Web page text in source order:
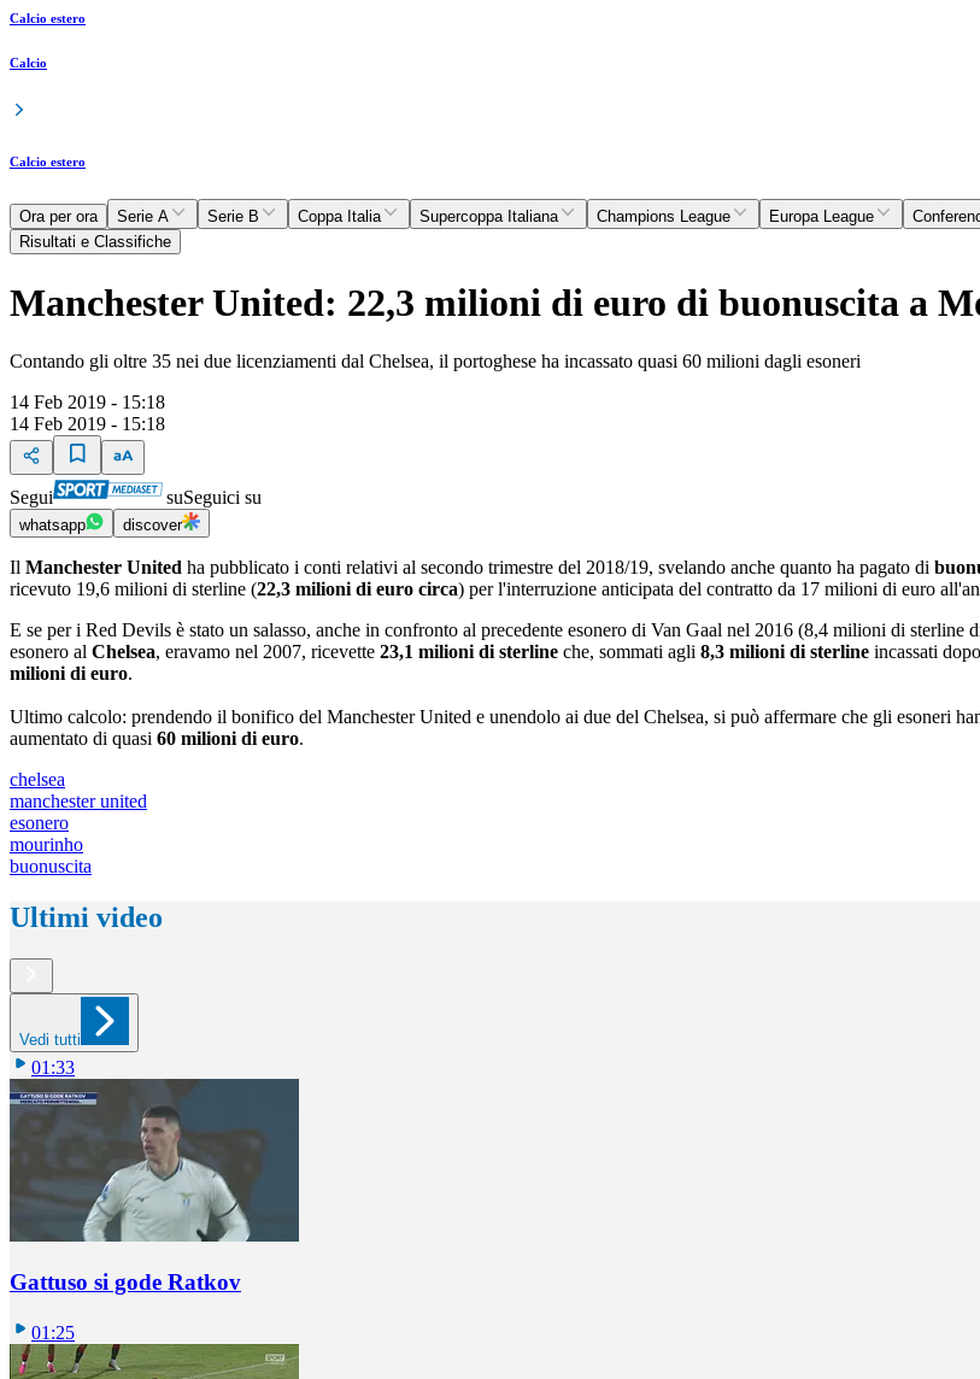
Calcio estero
Calcio
Calcio estero
Ora per ora Serie A Serie B Coppa Italia Supercoppa Italiana Champions League Europa League
Risultati e Classifiche
Manchester United: 22,3 milioni di euro di buonuscita a
Contando gli oltre 35 nei due licenziamenti dal Chelsea, il portoghese ha incassato quasi 60 milioni dagli esoneri
14 Feb 2019 - 15:18
14 Feb 2019 - 15:18
Segui suSeguici su
whatsapp discover
Il Manchester United ha pubblicato i conti relativi al secondo trimestre del 2018/19, svelando anche quanto ha pagato di
ricevuto 19,6 milioni di sterline (22,3 milioni di euro circa) per l'interruzione anticipata del contratto da 17 milioni di euro
E se per i Red Devils è stato un salasso, anche in confronto al precedente esonero di Van Gaal nel 2016 (8,4 milioni di
esonero al Chelsea, eravamo nel 2007, ricevette 23,1 milioni di sterline che, sommati agli 8,3 milioni di sterline incassati
milioni di euro.
Ultimo calcolo: prendendo il bonifico del Manchester United e unendolo ai due del Chelsea, si può affermare che gli esoneri
aumentato di quasi 60 milioni di euro.
chelsea
manchester united
esonero
mourinho
buonuscita
Ultimi video
Vedi tutti
01:33
Gattuso si gode Ratkov
01:25